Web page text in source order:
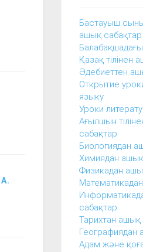
Бастауыш
ашық сабақтар
Қазақ тілінен
Әдебиеттен
Открытие
языку
Уроки
Ағылшын
сабақтар
Биологиядан
Химиядан
Физикадан
сабақтар
Тарихтан ашық
Географиядан
Адам және